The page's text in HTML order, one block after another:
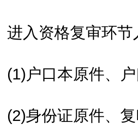
资格复审环节
户口本原件、户
身份证原件、复